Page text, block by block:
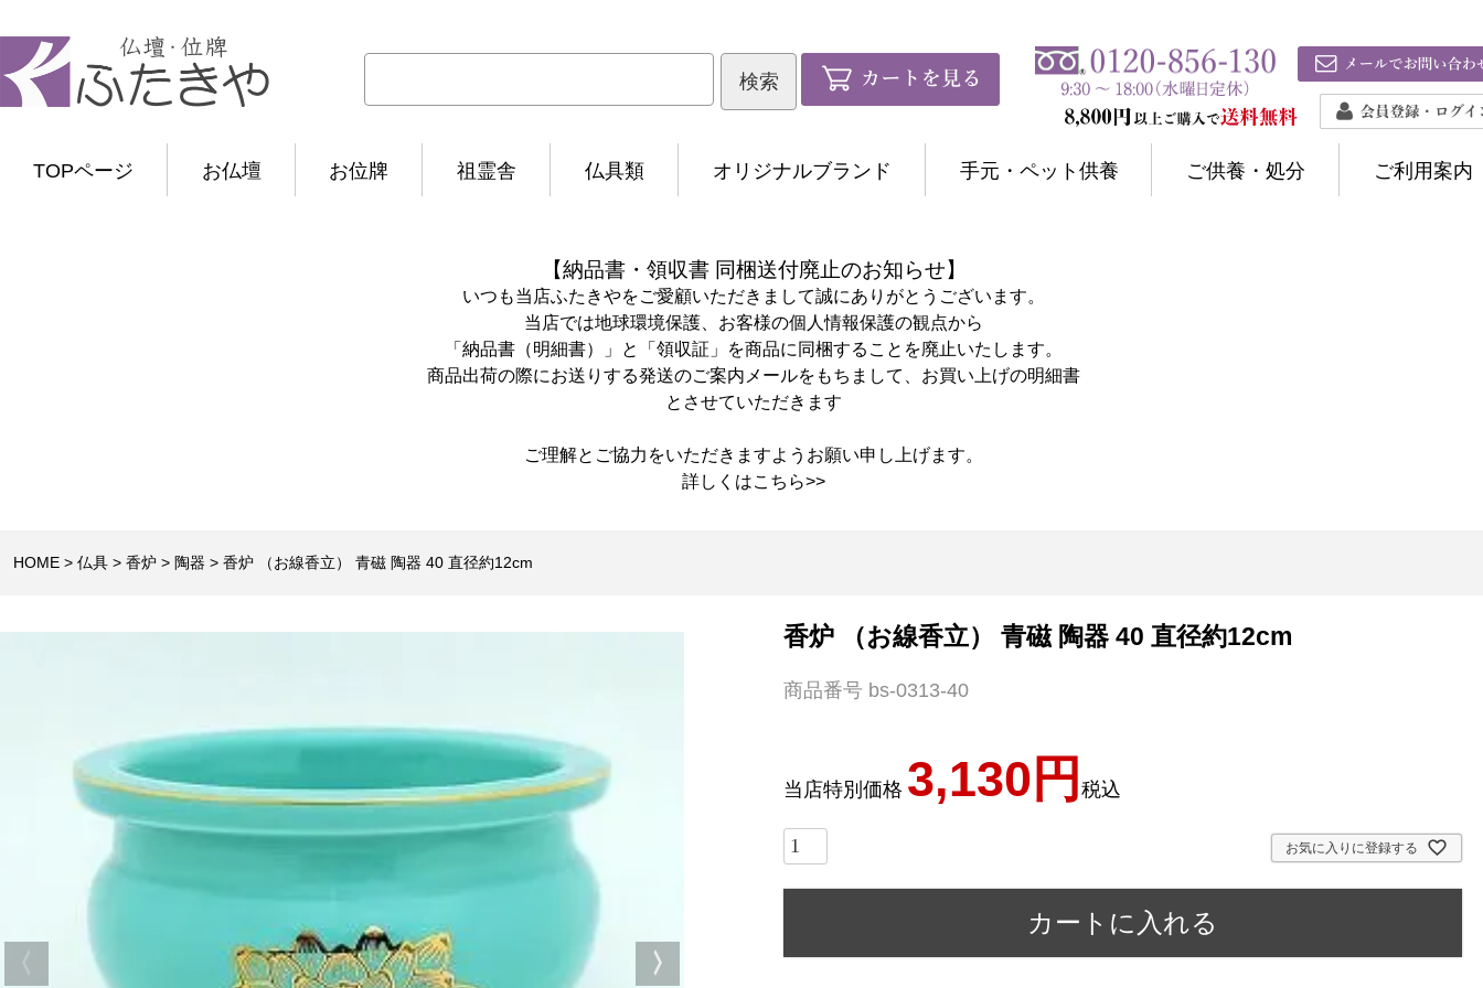
TOPページ お仏壇 お位牌 祖霊舎 仏具類 オリジナルブランド 手元・ペット供養 ご供養・処分 ご利用案内
【納品書・領収書 同梱送付廃止のお知らせ】
いつも当店ふたきやをご愛顧いただきまして誠にありがとうございます。
当店では地球環境保護、お客様の個人情報保護の観点から
「納品書（明細書）」と「領収証」を商品に同梱することを廃止いたします。
商品出荷の際にお送りする発送のご案内メールをもちまして、お買い上げの明細書
とさせていただきます
ご理解とご協力をいただきますようお願い申し上げます。
詳しくはこちら>>
HOME 仏具 香炉 陶器 香炉 （お線香立） 青磁 陶器 40 直径約12cm
香炉 （お線香立） 青磁 陶器 40 直径約12cm
商品番号 bs-0313-40
当店特別価格 3,130 税込
お気に入りに登録する
カートに入れる